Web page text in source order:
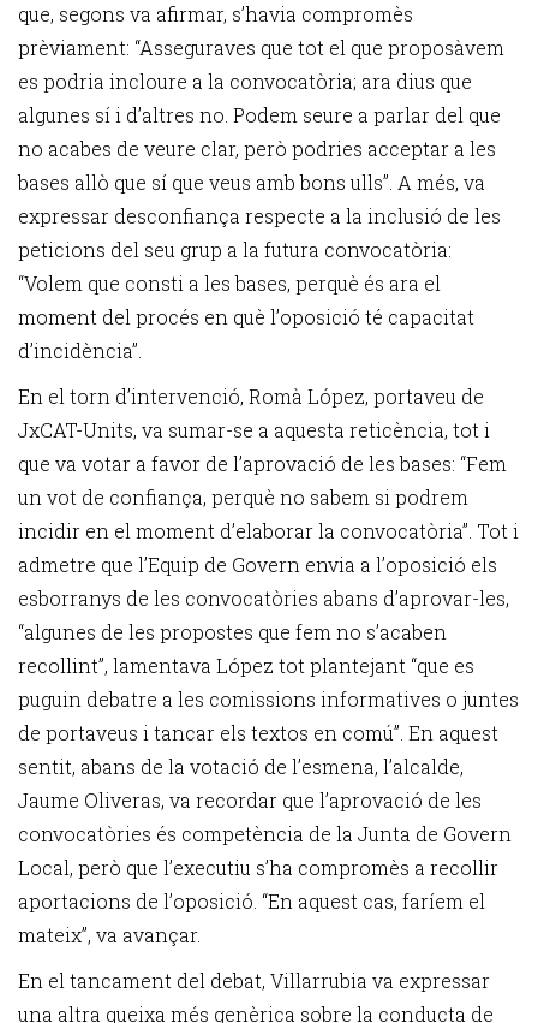
que, segons va afirmar, s’havia compromès
prèviament: “Asseguraves que tot el que proposàvem
es podria incloure a la convocatòria; ara dius que
algunes sí i d’altres no. Podem seure a parlar del que
no acabes de veure clar, però podries acceptar a les
bases allò que sí que veus amb bons ulls”. A més, va
expressar desconfiança respecte a la inclusió de les
peticions del seu grup a la futura convocatòria:
“Volem que consti a les bases, perquè és ara el
moment del procés en què l’oposició té capacitat
d’incidència”.
En el torn d’intervenció, Romà López, portaveu de
JxCAT-Units, va sumar-se a aquesta reticència, tot i
que va votar a favor de l’aprovació de les bases: “Fem
un vot de confiança, perquè no sabem si podrem
incidir en el moment d’elaborar la convocatòria”. Tot i
admetre que l’Equip de Govern envia a l’oposició els
esborranys de les convocatòries abans d’aprovar-les,
“algunes de les propostes que fem no s’acaben
recollint”, lamentava López tot plantejant “que es
puguin debatre a les comissions informatives o juntes
de portaveus i tancar els textos en comú”. En aquest
sentit, abans de la votació de l’esmena, l’alcalde,
Jaume Oliveras, va recordar que l’aprovació de les
convocatòries és competència de la Junta de Govern
Local, però que l’executiu s’ha compromès a recollir
aportacions de l’oposició. “En aquest cas, faríem el
mateix”, va avançar.
En el tancament del debat, Villarrubia va expressar
una altra queixa més genèrica sobre la conducta de